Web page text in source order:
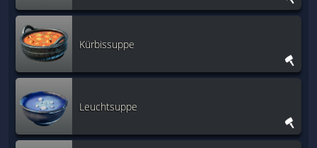
Kürbissuppe
Leuchtsuppe